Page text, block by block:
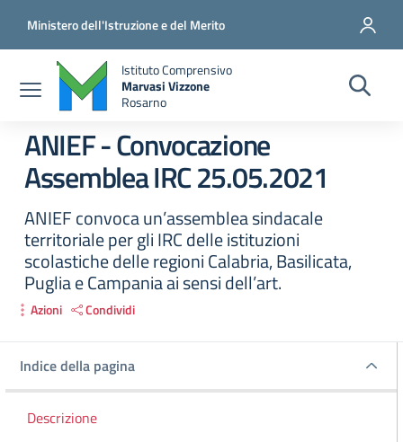
Ministero dell'Istruzione e del Merito
Istituto Comprensivo
Marvasi Vizzone
Rosarno
ANIEF - Convocazione
Assemblea IRC 25.05.2021
ANIEF convoca un’assemblea sindacale
territoriale per gli IRC delle istituzioni
scolastiche delle regioni Calabria, Basilicata,
Puglia e Campania ai sensi dell’art.
Azioni Condividi
Indice della pagina
Indice della pagina
Descrizione